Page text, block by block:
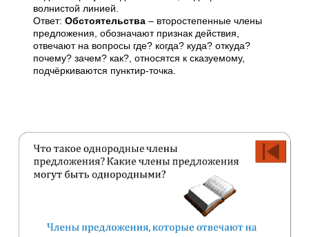
волнистой линией.
Ответ: Обстоятельства – второстепенные члены
предложения, обозначают признак действия,
отвечают на вопросы где? когда? куда? откуда?
почему? зачем? как?, относятся к сказуемому,
подчёркиваются пунктир-точка.